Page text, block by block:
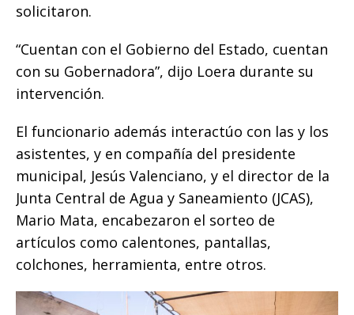
solicitaron.
“Cuentan con el Gobierno del Estado, cuentan
con su Gobernadora”, dijo Loera durante su
intervención.
El funcionario además interactúo con las y los
asistentes, y en compañía del presidente
municipal, Jesús Valenciano, y el director de la
Junta Central de Agua y Saneamiento (JCAS),
Mario Mata, encabezaron el sorteo de
artículos como calentones, pantallas,
colchones, herramienta, entre otros.